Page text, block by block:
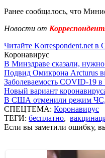
Ранее сообщалось, что
Новости от
Читайте Korrespondent.net в
Коронавирус
В Минздраве сказали,
Подвид Омикрона Arcturus
Заболеваемость COVID-19
Новый вариант
В США отменили режим ЧС,
СПЕЦТЕМА: Коронавирус
ТЕГИ: бесплатно,
Если вы заметили ошибку,